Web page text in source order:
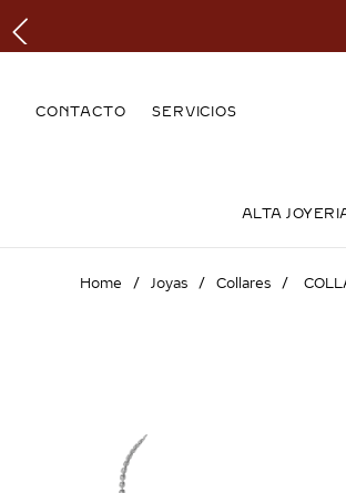
CONTACTO SERVICIOS
ALTA
Joyas Collares